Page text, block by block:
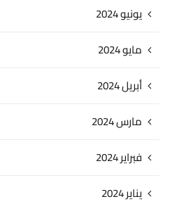
يونيو 2024
مايو 2024
أبريل 2024
مارس 2024
فبراير 2024
يناير 2024